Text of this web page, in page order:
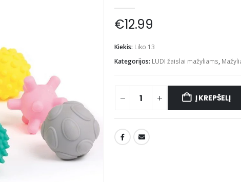
€12.99
Kiekis: Liko 13
Kategorijos: LUDI žaislai mažyliams,
Į KREPŠELĮ